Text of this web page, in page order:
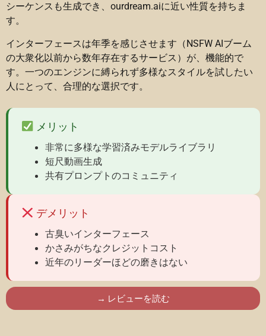
シーケンスも生成でき、ourdream.aiに近い性質を持ちま
す。
インターフェースは年季を感じさせます（NSFW AIブーム
の大衆化以前から数年存在するサービス）が、機能的で
す。一つのエンジンに縛られず多様なスタイルを試したい
人にとって、合理的な選択です。
メリット
非常に多様な学習済みモデルライブラリ
短尺動画生成
共有プロンプトのコミュニティ
デメリット
古臭いインターフェース
かさみがちなクレジットコスト
近年のリーダーほどの磨きはない
→ レビューを読む